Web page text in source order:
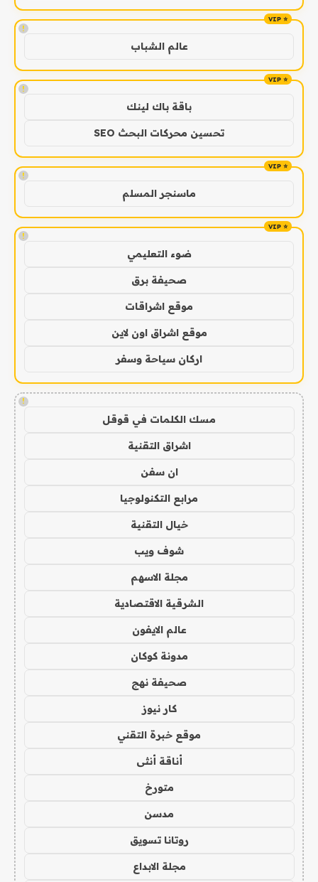
!
عالم الشباب
!
باقة باك لينك
تحسين محركات البحث SEO
!
ماسنجر المسلم
!
ضوء التعليمي
صحيفة برق
موقع اشراقات
موقع اشراق اون لاين
اركان سياحة وسفر
!
مسك الكلمات في قوقل
اشراق التقنية
ان سفن
مرابع التكنولوجيا
خيال التقنية
شوف ويب
مجلة الاسهم
الشرقية الاقتصادية
عالم الايفون
مدونة كوكان
صحيفة نهج
كار نيوز
موقع خبرة التقني
أناقة أنثى
متورخ
مدسن
روتانا تسويق
مجلة الابداع